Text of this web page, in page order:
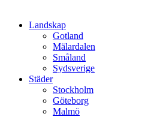
Landskap
Gotland
Mälardalen
Småland
Sydsverige
Städer
Stockholm
Göteborg
Malmö